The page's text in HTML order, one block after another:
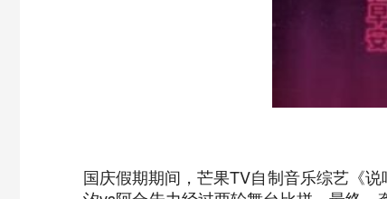
国庆假期期间，芒果TV自制音乐综艺《